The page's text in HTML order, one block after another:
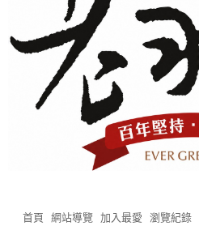
首頁 網站導覽 加入最愛 瀏覽紀錄